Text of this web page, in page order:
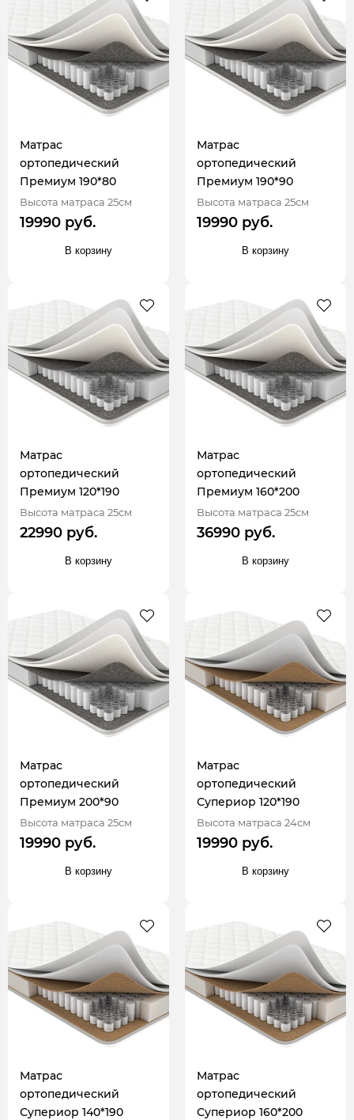
Матрас
ортопедический
Премиум 190*80
Высота матраса 25см
19990 руб.
В корзину
Матрас
ортопедический
Премиум 190*90
Высота матраса 25см
19990 руб.
В корзину
Матрас
ортопедический
Премиум 120*190
Высота матраса 25см
22990 руб.
В корзину
Матрас
ортопедический
Премиум 160*200
Высота матраса 25см
36990 руб.
В корзину
Матрас
ортопедический
Премиум 200*90
Высота матраса 25см
19990 руб.
В корзину
Матрас
ортопедический
Супериор 120*190
Высота матраса 24см
19990 руб.
В корзину
Матрас
ортопедический
Супериор 140*190
Матрас
ортопедический
Супериор 160*200